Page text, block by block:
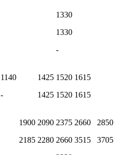
1330
1330
-
1140
-
1425
1425
1520
1520
1615
1615
1900
2185
2090
2280
2375
2660
2660
3515
2850
3705